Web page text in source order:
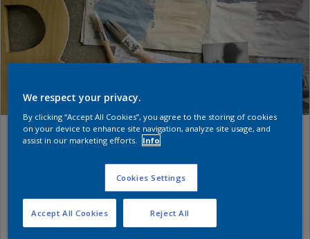
Mon espace de travail
Utilisez “Mon espace de travail” pour optimiser la
gestion de vos chantiers
We respect your privacy.
By clicking “Accept All Cookies”, you agree to the storing of cookies
on your device to enhance site navigation, analyze site usage, and
assist in our marketing efforts.
Info
Cookies Settings
Reject All
Accept All Cookies